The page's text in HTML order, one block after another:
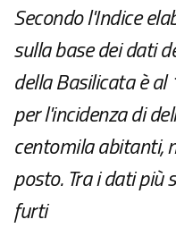
Secondo l'Indice
sulla base dei dati
della Basilicata è
per l'incidenza di
centomila abitanti,
posto. Tra i dati più
furti